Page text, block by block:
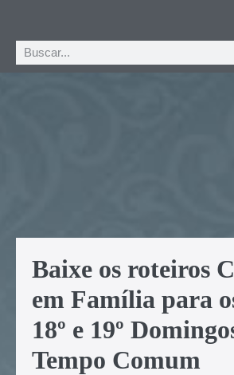
Baixe os roteiros
em Família para
18º e 19º
Tempo Comum